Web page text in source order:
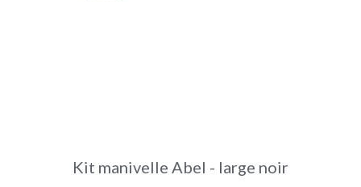
Kit manivelle Abel - large noir